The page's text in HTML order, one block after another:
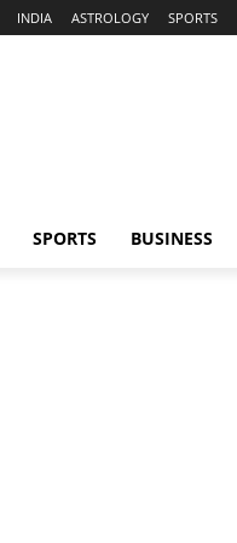
INDIA ASTROLOGY SPORTS
SPORTS BUSINESS